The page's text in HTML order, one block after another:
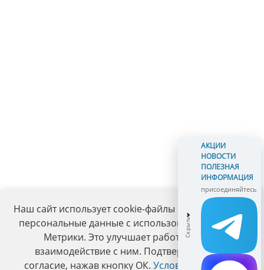
Наш сайт использует cookie-файлы и обрабатывает
персональные данные с использованием Яндекс
Метрики. Это улучшает работу сайта и
взаимодействие с ним. Подтвердите ваше
согласие, нажав кнопку ОК. Условия политики.
АКЦИИ
НОВОСТИ
ПОЛЕЗНАЯ
ИНФОРМАЦИЯ
присоединяйтесь